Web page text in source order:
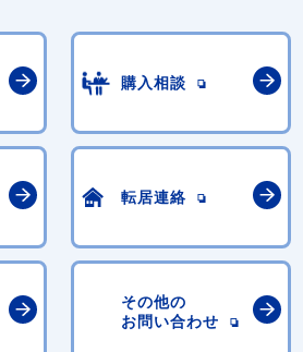
購入相談
転居連絡
その他の
お問い合わせ